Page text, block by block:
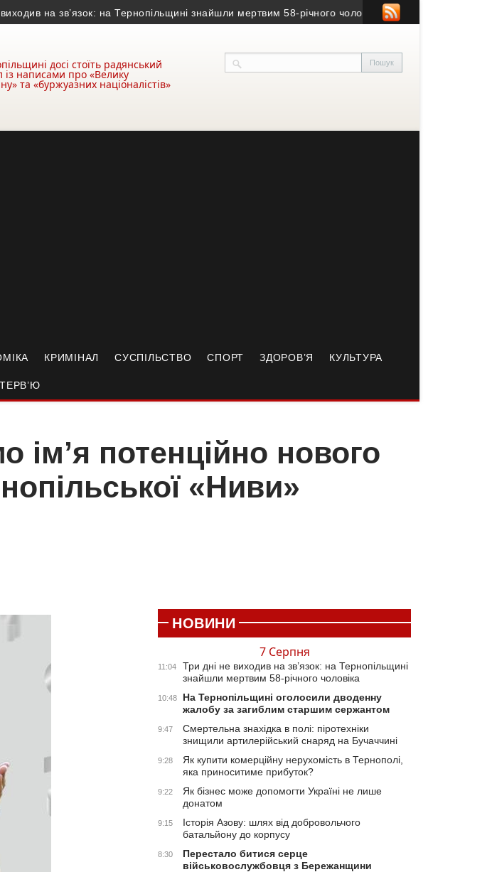
на зв’язок: на Тернопільщині знайшли мертвим 58-річного чоловіка • На Тернопільщині
досі стоїть радянський
із написами про «Велику
та «буржуазних націоналістів»
КРИМІНАЛ СУСПІЛЬСТВО СПОРТ ЗДОРОВ’Я КУЛЬТУРА
ім’я потенційно нового
«Ниви»
НОВИНИ
7 Серпня
11:04
Три дні не виходив на зв’язок: на Тернопільщині
знайшли мертвим 58-річного чоловіка
10:48
На Тернопільщині оголосили дводенну
жалобу за загиблим старшим сержантом
9:47
Смертельна знахідка в полі: піротехніки
знищили артилерійський снаряд на Бучаччині
9:28
Як купити комерційну нерухомість в Тернополі,
яка приноситиме прибуток?
9:22
Як бізнес може допомогти Україні не лише
донатом
9:15
Історія Азову: шлях від добровольчого
батальйону до корпусу
8:30
Перестало битися серце
військовослужбовця з Бережанщини